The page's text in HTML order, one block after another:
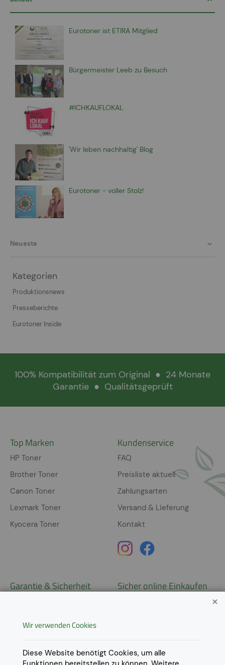
Eurotoner ist ETIRA Mitglied
Bürgermeister Leeb zu Besuch
#ICHKAUFLOKAL
'Wir leben nachhaltig' Blog
Eurotoner - voller Stolz!
Neueste
Kategorien
Produktionsnews
Presseberichte
Eurotoner Inside
100% Kompatibilität zum Original ● 24 Monate
Garantie ● Qualitätsgeprüft
Top Marken
HP Toner
Brother Toner
Canon Toner
Lexmark Toner
Kyocera Toner
Kundenservice
FAQ
Preisliste aktuell
Zahlungsarten
Versand & Lieferung
Kontakt
Garantie & Sicherheit
Datenschutz
Sicher online Einkaufen
Lieferungen in weitere Länder
gerne aufAnfrage
Wir verwenden Cookies
Diese Website benötigt Cookies, um alle